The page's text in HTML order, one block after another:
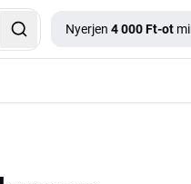
Nyerjen 4 000 Ft-ot